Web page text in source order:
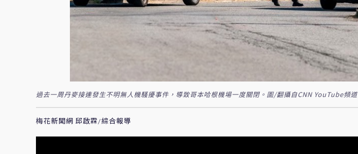
過去一周丹麥接連發生不明無人機騷擾事件，導致哥本哈根機場一度關閉。圖/翻攝自CNN YouTube頻道
梅花新聞網 邱啟霖/綜合報導